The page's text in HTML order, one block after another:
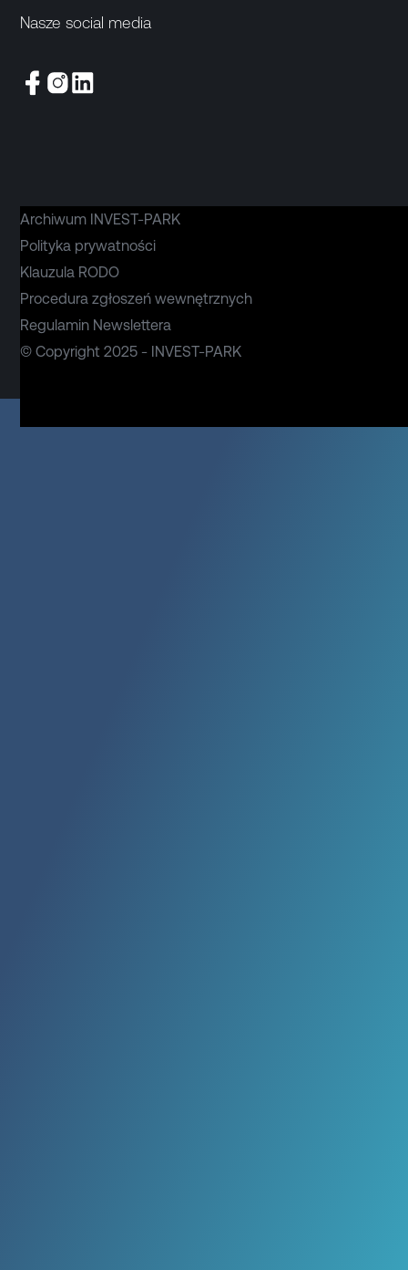
Nasze social media
© Copyright 2025 - INVEST-PARK
Archiwum INVEST-PARK
Polityka prywatności
Klauzula RODO
Procedura zgłoszeń wewnętrznych
Regulamin Newslettera